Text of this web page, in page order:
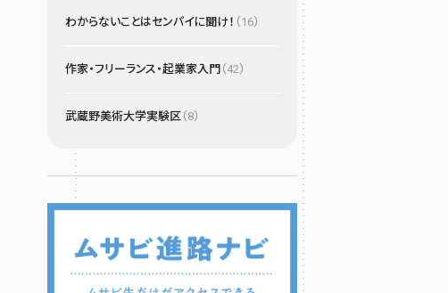
わからないことはセンパイに聞け！ （16）
作家・フリーランス・起業家入門 （42）
武蔵野美術大学実験区 （8）